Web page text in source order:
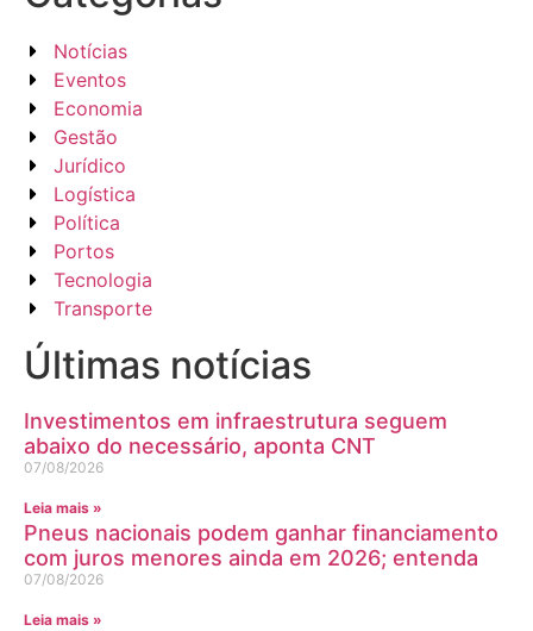
Notícias
Eventos
Economia
Gestão
Jurídico
Logística
Política
Portos
Tecnologia
Transporte
Últimas notícias
Investimentos em infraestrutura seguem
abaixo do necessário, aponta CNT
07/08/2026
Leia mais »
Pneus nacionais podem ganhar financiamento
com juros menores ainda em 2026; entenda
07/08/2026
Leia mais »